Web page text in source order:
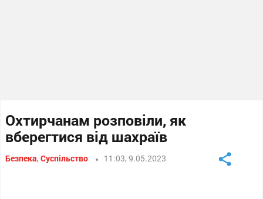
Охтирчанам розповіли, як
вберегтися від шахраїв
Безпека,Суспільство 11:03, 9.05.2023